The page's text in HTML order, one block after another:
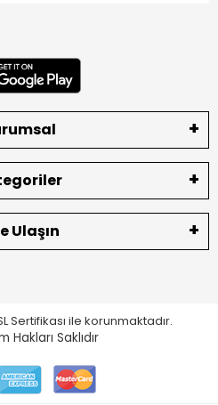
Ulaşın
Sertifikası ile korunmaktadır.
Hakları Saklıdır